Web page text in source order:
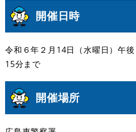
開催日時
令和６年２月14日（水曜日）午
15分まで
開催場所